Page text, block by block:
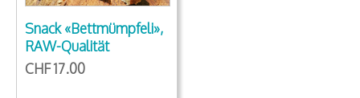
Snack «Bettmümpfeli»,
RAW-Qualität
CHF 17.00